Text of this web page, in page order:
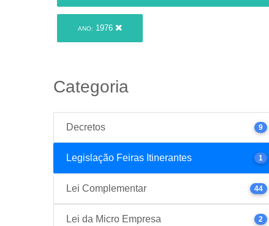
ANO: 1976
Categoria
Decretos 9
Legislação Feiras Itinerantes 1
Lei Complementar 44
Lei da Micro Empresa 2